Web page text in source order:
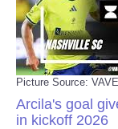
Picture Source:
Arcila's goal
in kickoff 2026